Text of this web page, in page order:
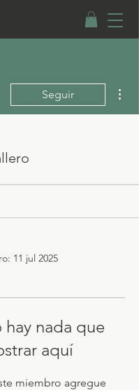
Seguir
11 jul 2025
hay nada que
aquí
miembro agregue